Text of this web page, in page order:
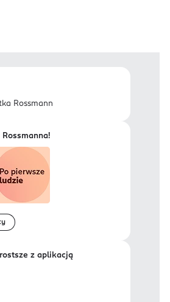
Rossmanna!
z aplikacją